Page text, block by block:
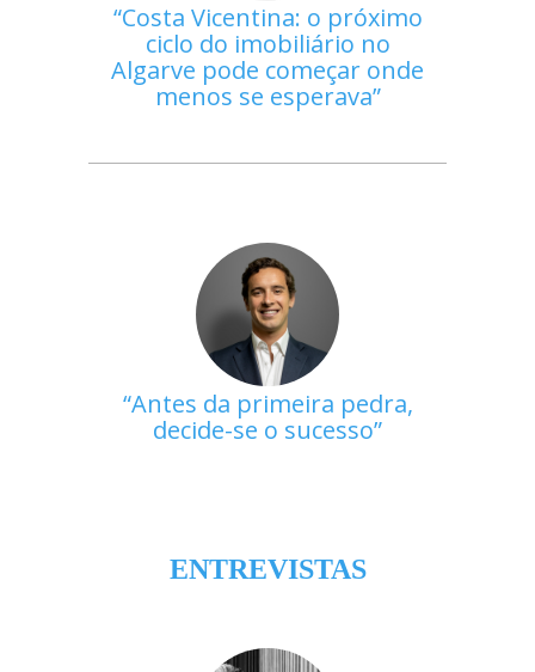
Costa Vicentina: o próximo
ciclo do imobiliário no
Algarve pode começar onde
menos se esperava
Antes da primeira pedra,
decide-se o sucesso
ENTREVISTAS